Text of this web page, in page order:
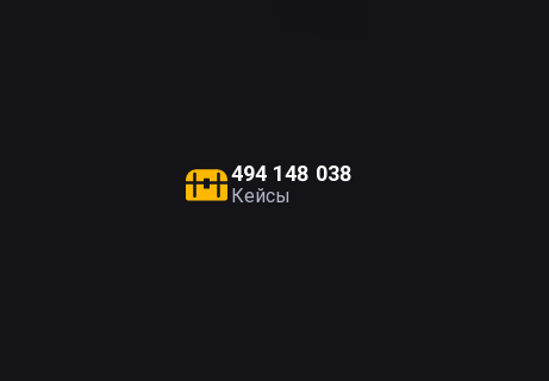
494 148 038
Кейсы